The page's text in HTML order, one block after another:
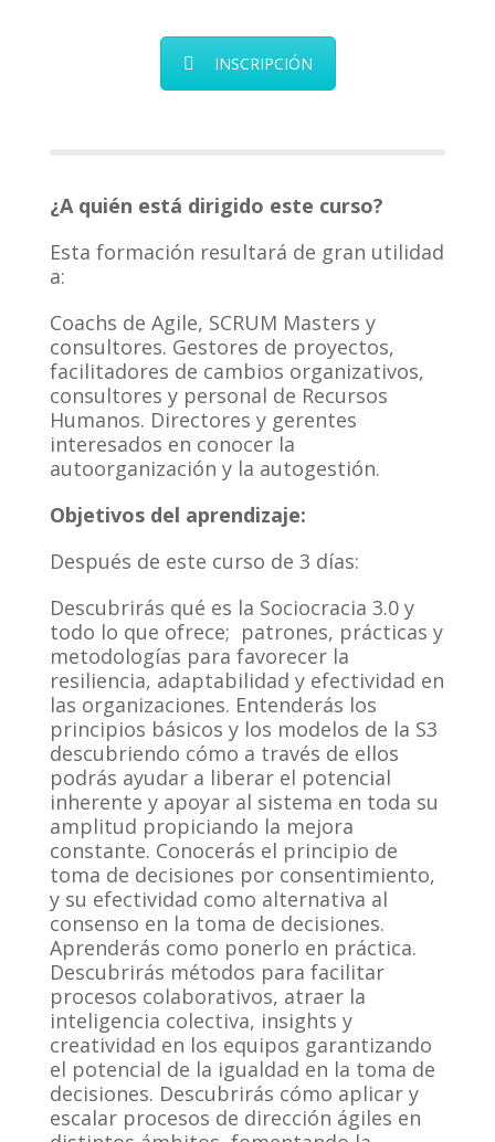
INSCRIPCIÓN
¿A quién está dirigido este curso?
Esta formación resultará de gran utilidad
a:
Coachs de Agile, SCRUM Masters y
consultores. Gestores de proyectos,
facilitadores de cambios organizativos,
consultores y personal de Recursos
Humanos. Directores y gerentes
interesados en conocer la
autoorganización y la autogestión.
Objetivos del aprendizaje:
Después de este curso de 3 días:
Descubrirás qué es la Sociocracia 3.0 y
todo lo que ofrece; patrones, prácticas y
metodologías para favorecer la
resiliencia, adaptabilidad y efectividad en
las organizaciones. Entenderás los
principios básicos y los modelos de la S3
descubriendo cómo a través de ellos
podrás ayudar a liberar el potencial
inherente y apoyar al sistema en toda su
amplitud propiciando la mejora
constante. Conocerás el principio de
toma de decisiones por consentimiento,
y su efectividad como alternativa al
consenso en la toma de decisiones.
Aprenderás como ponerlo en práctica.
Descubrirás métodos para facilitar
procesos colaborativos, atraer la
inteligencia colectiva, insights y
creatividad en los equipos garantizando
el potencial de la igualdad en la toma de
decisiones. Descubrirás cómo aplicar y
escalar procesos de dirección ágiles en